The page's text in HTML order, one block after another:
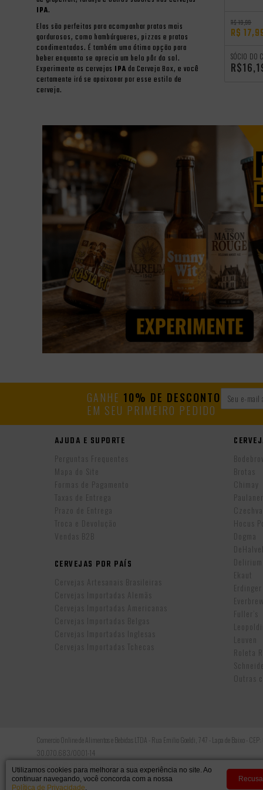
IPA.
Elas são perfeitas para acompanhar pratos mais
gordurosos, como hambúrgueres, pizzas e pratos
condimentados. É também uma ótima opção para
beber enquanto se aprecia um belo pôr do sol.
Experimente as cervejas IPA da Cerveja Box, e você
certamente irá se apaixonar por esse estilo de
cerveja.
R$ 19,99
R$
SÓCIO DO
GANHE 10% DE DESCONTO
EM SEU PRIMEIRO PEDIDO
AJUDA E SUPORTE
Perguntas Frequentes
Mapa do Site
Formas de Pagamento
Taxas de Entrega
Prazo de Entrega
Troca e Devolução
Vendas B2B
CERVEJAS POR PAÍS
Cervejas Artesanais Brasileiras
Cervejas Importadas Alemãs
Cervejas Importadas Americanas
Cervejas Importadas Belgas
Cervejas Importadas Inglesas
Cervejas Importadas Tchecas
Brotas
Chimay
Paulaner
Hocus
Dogma
Delirium
Ekaut
Erdinger
Everbrew
Fuller’s
Leuven
Roleta
Outras
Comercio Online de Alimentos e Bebidas LTDA - Rua Emilio Goeldi, 747 - Lapa de Baixo -
30.070.683/0001-14
Copyright © 2026, TODOS OS DIREITOS RESERVADOS.
Utilizamos cookies para melhorar a sua experiência no site. Ao
continuar navegando, você concorda com a nossa
Política de Privacidade.